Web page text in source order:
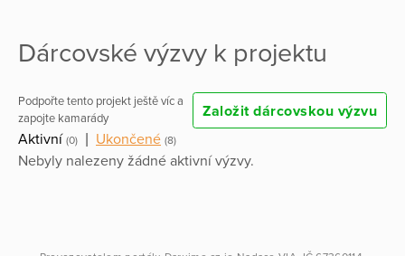
Dárcovské výzvy k projektu
Podpořte tento projekt ještě víc a
zapojte kamarády
Založit dárcovskou výzvu
Aktivní (0) Ukončené (8)
Nebyly nalezeny žádné aktivní výzvy.